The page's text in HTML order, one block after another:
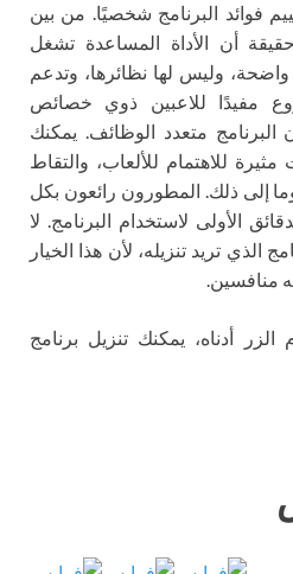
فوائد البرنامج شخصيًا. من بين
حقيقة أن الأداة المساعدة تشغل
وليس لها نظائرها، وتدعم
مفيدًا للاعبين ذوي خصائص
البرنامج متعدد الوظائف. يمكنك
للاهتمام للألعاب، والتقاط
إلى ذلك. المطورون رائعون بكل
الأولى لاستخدام البرنامج. لا
تريد تنزيله، لأن هذا الخيار
منافسين.
أدناه، يمكنك تنزيل برنامج